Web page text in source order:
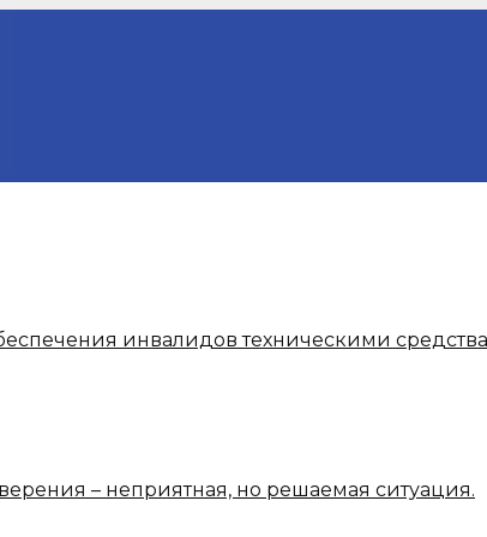
инвалидов техническими
– неприятная, но решаемая ситуация.